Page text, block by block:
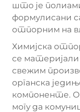
што је
формулисани
отпорним на
Химијска
се
свежим
органска
компоненте.
могу да